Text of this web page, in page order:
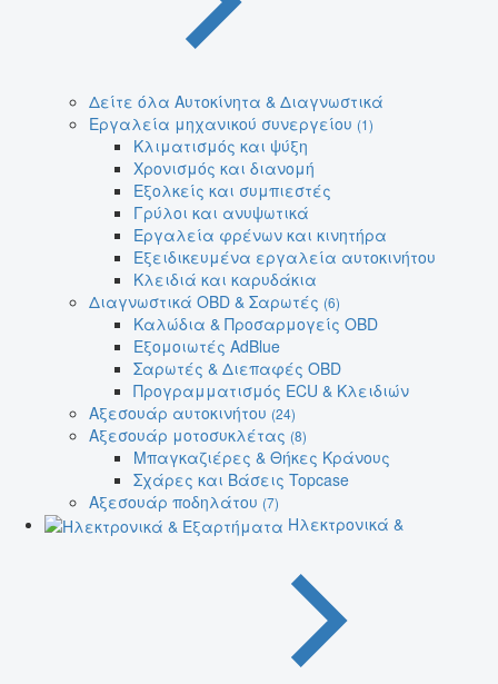
Δείτε όλα Αυτοκίνητα & Διαγνωστικά
Εργαλεία μηχανικού συνεργείου (1)
Κλιματισμός και ψύξη
Χρονισμός και διανομή
Εξολκείς και συμπιεστές
Γρύλοι και ανυψωτικά
Εργαλεία φρένων και κινητήρα
Εξειδικευμένα εργαλεία αυτοκινήτου
Κλειδιά και καρυδάκια
Διαγνωστικά OBD & Σαρωτές (6)
Καλώδια & Προσαρμογείς OBD
Εξομοιωτές AdBlue
Σαρωτές & Διεπαφές OBD
Προγραμματισμός ECU & Κλειδιών
Αξεσουάρ αυτοκινήτου (24)
Αξεσουάρ μοτοσυκλέτας (8)
Μπαγκαζιέρες & Θήκες Κράνους
Σχάρες και Βάσεις Topcase
Αξεσουάρ ποδηλάτου (7)
Ηλεκτρονικά &